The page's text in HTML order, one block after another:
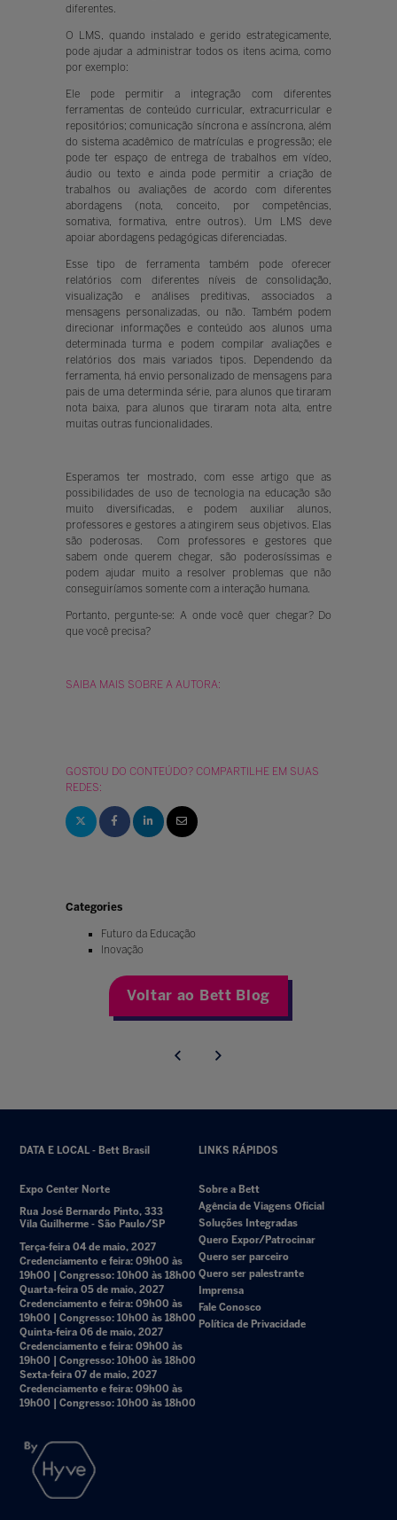
diferentes.
O LMS, quando instalado e gerido estrategicamente,
pode ajudar a administrar todos os itens acima, como
por exemplo:
Ele pode permitir a integração com diferentes
ferramentas de conteúdo curricular, extracurricular e
repositórios; comunicação síncrona e assíncrona, além
do sistema acadêmico de matrículas e progressão; ele
pode ter espaço de entrega de trabalhos em vídeo,
áudio ou texto e ainda pode permitir a criação de
trabalhos ou avaliações de acordo com diferentes
abordagens (nota, conceito, por competências,
somativa, formativa, entre outros). Um LMS deve
apoiar abordagens pedagógicas diferenciadas.
Esse tipo de ferramenta também pode oferecer
relatórios com diferentes níveis de consolidação,
visualização e análises preditivas, associados a
mensagens personalizadas, ou não. Também podem
direcionar informações e conteúdo aos alunos uma
determinada turma e podem compilar avaliações e
relatórios dos mais variados tipos. Dependendo da
ferramenta, há envio personalizado de mensagens para
pais de uma determinda série, para alunos que tiraram
nota baixa, para alunos que tiraram nota alta, entre
muitas outras funcionalidades.
Esperamos ter mostrado, com esse artigo que as
possibilidades de uso de tecnologia na educação são
muito diversificadas, e podem auxiliar alunos,
professores e gestores a atingirem seus objetivos. Elas
são poderosas. Com professores e gestores que
sabem onde querem chegar, são poderosíssimas e
podem ajudar muito a resolver problemas que não
conseguiríamos somente com a interação humana.
Portanto, pergunte-se: A onde você quer chegar? Do
que você precisa?
SAIBA MAIS SOBRE A AUTORA:
GOSTOU DO CONTEÚDO? COMPARTILHE EM SUAS
REDES:
Categories
Futuro da Educação
Inovação
Voltar ao Bett Blog
DATA E LOCAL - Bett Brasil
Expo Center Norte
Rua José Bernardo Pinto, 333
Vila Guilherme - São Paulo/SP
Terça-feira 04 de maio, 2027
Credenciamento e feira: 09h00 às
19h00 | Congresso: 10h00 às 18h00
Quarta-feira 05 de maio, 2027
Credenciamento e feira: 09h00 às
19h00 | Congresso: 10h00 às 18h00
Quinta-feira 06 de maio, 2027
Credenciamento e feira: 09h00 às
19h00 | Congresso: 10h00 às 18h00
Sexta-feira 07 de maio, 2027
Credenciamento e feira: 09h00 às
19h00 | Congresso: 10h00 às 18h00
LINKS RÁPIDOS
Sobre a Bett
Agência de Viagens Oficial
Soluções Integradas
Quero Expor/Patrocinar
Quero ser parceiro
Quero ser palestrante
Imprensa
Fale Conosco
Política de Privacidade